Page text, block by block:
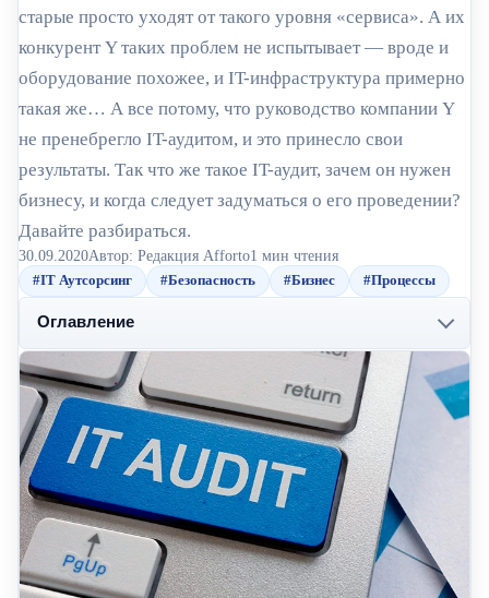
старые просто уходят от такого уровня «сервиса». А их
конкурент Y таких проблем не испытывает — вроде и
оборудование похожее, и IT-инфраструктура примерно
такая же… А все потому, что руководство компании Y
не пренебрегло IT-аудитом, и это принесло свои
результаты. Так что же такое IT-аудит, зачем он нужен
бизнесу, и когда следует задуматься о его проведении?
Давайте разбираться.
30.09.2020Автор: Редакция Afforto1 мин чтения
#IT Аутсорсинг #Безопасность #Бизнес #Процессы
Оглавление